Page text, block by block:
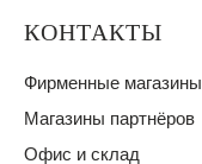
КОНТАКТЫ
Фирменные магазины
Магазины партнёров
Офис и склад